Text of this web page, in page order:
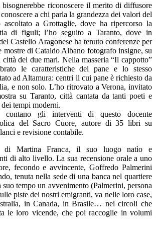
riconoscere il merito di diffusore
a chi parla la grandezza dei valori del
ascoltato a Grottaglie, dove ha ripercorso la
di figuli; l’ho seguito a Taranto, dove in
Castello Aragonese ha tenuto conferenze per
mostre di Cataldo Albano fotografo insigne, su
città dei due mari. Nella masseria “Il cappotto”
le caratteristiche del pane e lo stesso
ad Altamura: centri il cui pane è richiesto da
e non solo. L’ho ritrovato a Verona, invitato
su Taranto, città cantata da tanti poeti e
tempi moderni.
gli interventi di questo docente
del Sacro Cuore, autore di 35 libri su
e revisione contabile.
di Martina Franca, il suo luogo natìo e
di alto livello. La sua recensione orale a uno
fecondo e avvincente, Goffredo Palmerini
tenuta nella sede di una banca nel quartiere
suo tempo un avvenimento (Palmerini, persona
piste dei nostri emigranti, va nelle loro case,
in Canada, in Brasile… nei circoli che
le loro vicende, che poi raccoglie in volumi